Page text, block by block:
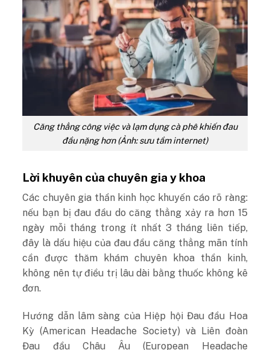
Căng thẳng công việc và lạm dụng cà phê khiến đau
đầu nặng hơn (Ảnh: sưu tầm internet)
Lời khuyên của chuyên gia y khoa
Các chuyên gia thần kinh học khuyến cáo rõ ràng:
nếu bạn bị đau đầu do căng thẳng xảy ra hơn 15
ngày mỗi tháng trong ít nhất 3 tháng liên tiếp,
đây là dấu hiệu của đau đầu căng thẳng mãn tính
cần được thăm khám chuyên khoa thần kinh,
không nên tự điều trị lâu dài bằng thuốc không kê
đơn.
Hướng dẫn lâm sàng của Hiệp hội Đau đầu Hoa
Kỳ (American Headache Society) và Liên đoàn
Đau đầu Châu Âu (European Headache